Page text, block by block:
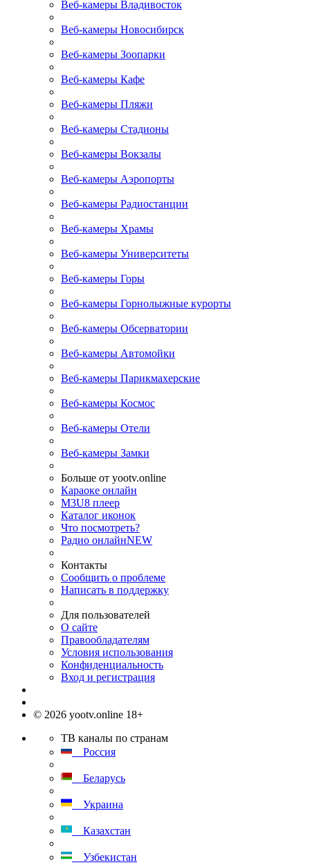
Веб-камеры Владивосток
Веб-камеры Новосибирск
Веб-камеры Зоопарки
Веб-камеры Кафе
Веб-камеры Пляжи
Веб-камеры Стадионы
Веб-камеры Вокзалы
Веб-камеры Аэропорты
Веб-камеры Радиостанции
Веб-камеры Храмы
Веб-камеры Университеты
Веб-камеры Горы
Веб-камеры Горнолыжные курорты
Веб-камеры Обсерватории
Веб-камеры Автомойки
Веб-камеры Парикмахерские
Веб-камеры Космос
Веб-камеры Отели
Веб-камеры Замки
Больше от yootv.online
Караоке онлайн
M3U8 плеер
Каталог иконок
Что посмотреть?
Радио онлайнNEW
Контакты
Сообщить о проблеме
Написать в поддержку
Для пользователей
О сайте
Правообладателям
Условия использования
Конфиденциальность
Вход и регистрация
© 2026 yootv.online 18+
ТВ каналы по странам
Россия
Беларусь
Украина
Казахстан
Узбекистан